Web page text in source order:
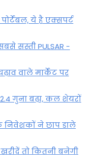
ये है एक्सपर्ट
सस्ती PULSAR -
वाले मार्केट पर
गुना बढ़ा, कल शेयरों
निवेशकों ने छाप डाले
तो कितनी बनेगी